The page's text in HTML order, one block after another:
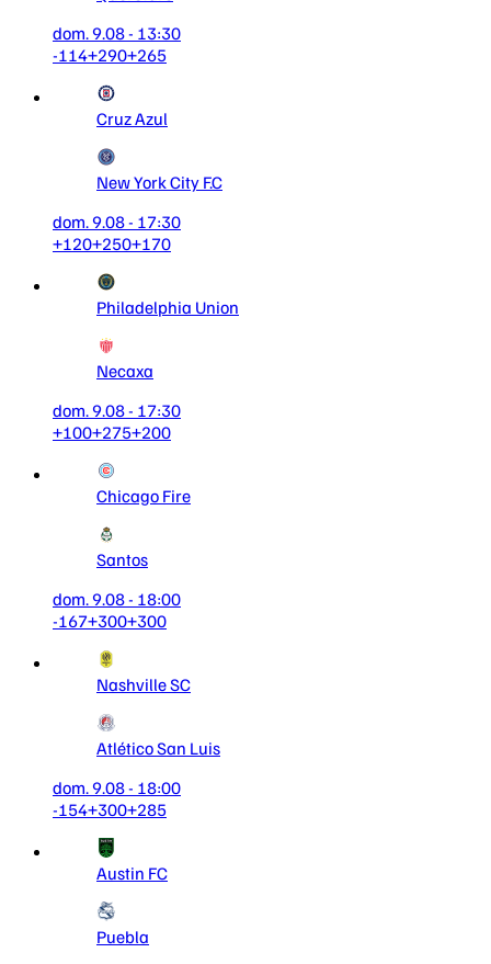
dom. 9.08 - 13:30
-114+290+265
Cruz Azul
New York City F.C
dom. 9.08 - 17:30
+120+250+170
Philadelphia Union
Necaxa
dom. 9.08 - 17:30
+100+275+200
Chicago Fire
Santos
dom. 9.08 - 18:00
-167+300+300
Nashville SC
Atlético San Luis
dom. 9.08 - 18:00
-154+300+285
Austin FC
Puebla